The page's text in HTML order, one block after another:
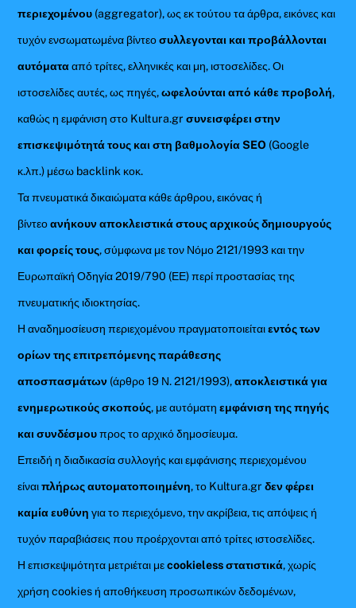
περιεχομένου (aggregator), ως εκ τούτου τα άρθρα, εικόνες και
τυχόν ενσωματωμένα βίντεοσυλλεγονται και προβάλλονται
αυτόματααπό τρίτες, ελληνικές και μη, ιστοσελίδες. Οι
ιστοσελίδες αυτές, ως πηγές,ωφελούνται από κάθε προβολή,
καθώς η εμφάνιση στο Kultura.gr συνεισφέρει στην
επισκεψιμότητά τους και στη βαθμολογία SEO (Google
κ.λπ.) μέσω backlink κοκ.
Τα πνευματικά δικαιώματα κάθε άρθρου, εικόνας ή
βίντεοανήκουν αποκλειστικά στους αρχικούς δημιουργούς
και φορείς τους, σύμφωνα με τον Νόμο 2121/1993 και την
Ευρωπαϊκή Οδηγία 2019/790 (ΕΕ) περί προστασίας της
πνευματικής ιδιοκτησίας.
Η αναδημοσίευση περιεχομένου πραγματοποιείταιεντός των
ορίων της επιτρεπόμενης παράθεσης
αποσπασμάτων (άρθρο 19 Ν. 2121/1993),αποκλειστικά για
ενημερωτικούς σκοπούς, με αυτόματηεμφάνιση της πηγής
και συνδέσμουπρος το αρχικό δημοσίευμα.
Επειδή η διαδικασία συλλογής και εμφάνισης περιεχομένου
είναιπλήρως αυτοματοποιημένη, το Kultura.grδεν φέρει
καμία ευθύνη για το περιεχόμενο, την ακρίβεια, τις απόψεις ή
τυχόν παραβιάσεις που προέρχονται από τρίτες ιστοσελίδες.
Η επισκεψιμότητα μετριέται μεcookieless στατιστικά, χωρίς
χρήση cookies ή αποθήκευση προσωπικών δεδομένων,